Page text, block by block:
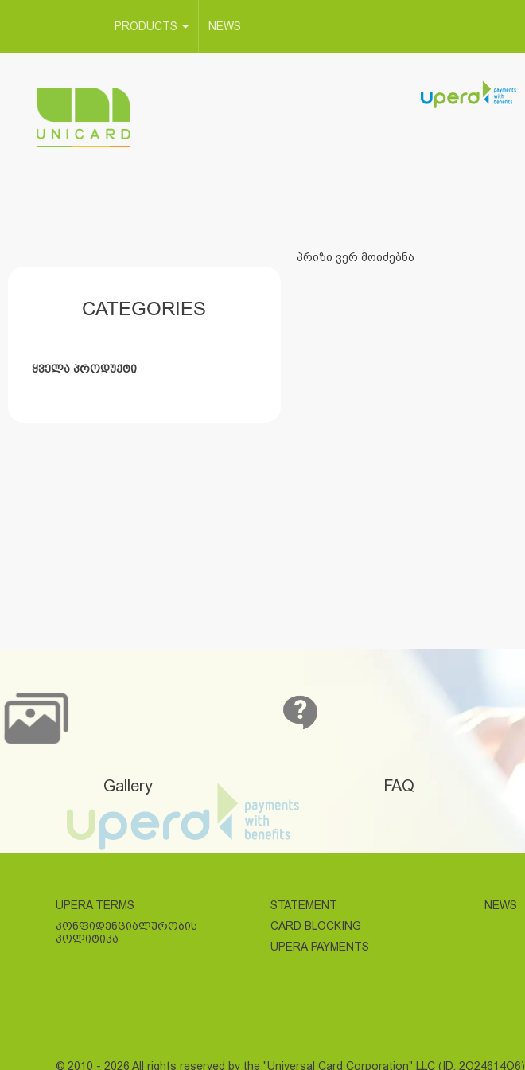
PRODUCTS NEWS
CATEGORIES
ᲧᲕᲔᲚᲐ ᲞᲠᲝᲓᲣᲥᲢᲘ
პრიზი ვერ მოიძებნა
Gallery FAQ
UPERA TERMS
ᲙᲝᲜᲤᲘᲓᲔᲜᲪᲘᲐᲚᲣᲠᲝᲑᲘᲡ
ᲞᲝᲚᲘᲢᲘᲙᲐ
STATEMENT
CARD BLOCKING
UPERA PAYMENTS
NEWS
© 2010 - 2026 All rights reserved by the "Universal Card Corporation" LLC (ID: 2O24614O6)